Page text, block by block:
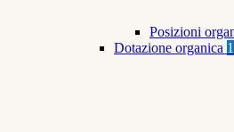
Posizioni
Dotazione organica 1